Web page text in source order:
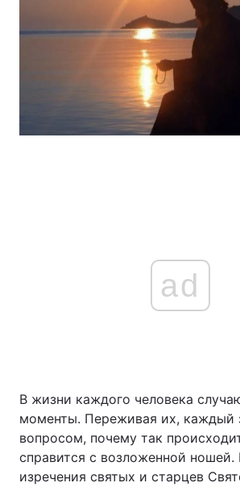
ad
В жизни каждого человека
моменты. Переживая их, каждый
вопросом, почему так
справится с возложенной
изречения святых и старцев